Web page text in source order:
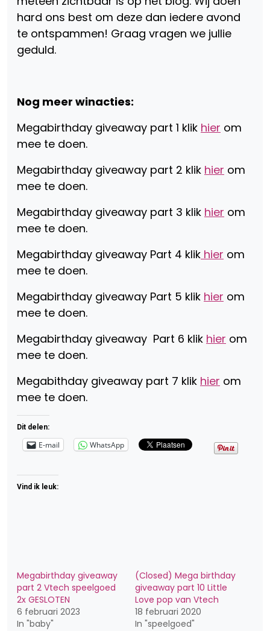
hard ons best om deze dan iedere avond
te ontspammen! Graag vragen we jullie
geduld.
Nog meer winacties:
Megabirthday giveaway part 1 klik hier om
mee te doen.
Megabirthday giveaway part 2 klik hier om
mee te doen.
Megabirthday giveaway part 3 klik hier om
mee te doen.
Megabirthday giveaway Part 4 klik hier om
mee te doen.
Megabirthday giveaway Part 5 klik hier om
mee te doen.
Megabirthday giveaway Part 6 klik hier om
mee te doen.
Megabithday giveaway part 7 klik hier om
mee te doen.
Dit delen:
E-mail WhatsApp
Vind ik leuk:
Megabirthday giveaway
part 2 Vtech speelgoed
2x GESLOTEN
6 februari 2023
In "baby"
(Closed) Mega birthday
giveaway part 10 Little
Love pop van Vtech
18 februari 2020
In "speelgoed"